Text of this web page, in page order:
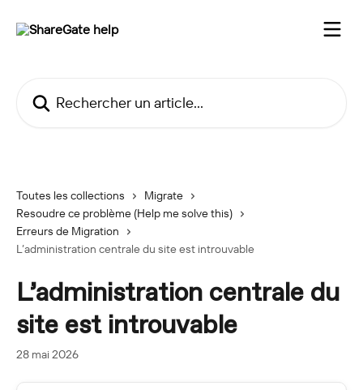
Toutes les collections
Migrate
Resoudre ce problème (Help me solve this)
Erreurs de Migration
L’administration centrale du site est introuvable
L’administration centrale du
site est introuvable
28 mai 2026